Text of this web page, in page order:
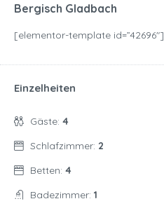
Bergisch Gladbach
[elementor-template id=”42696″]
Einzelheiten
Gäste: 4
Schlafzimmer: 2
Betten: 4
Badezimmer: 1